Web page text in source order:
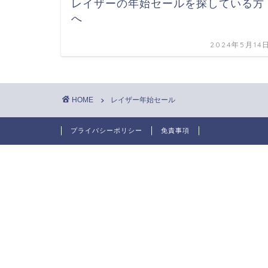
レイザーの年始セールを探している方
へ
2024年5月14
HOME レイザー年始セール
プライバシーポリシー 免責事項